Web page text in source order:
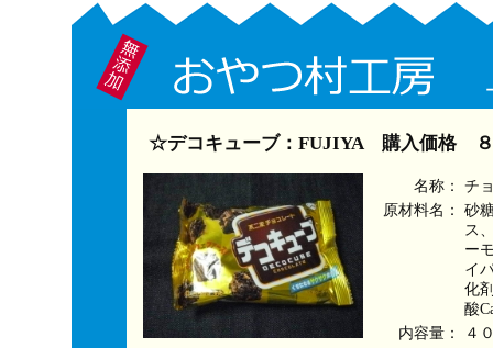
☆デコキューブ：FUJIYA 購入価格
名称：
チ
原材料名：
砂
ス
ー
イ
化
酸
内容量：
４